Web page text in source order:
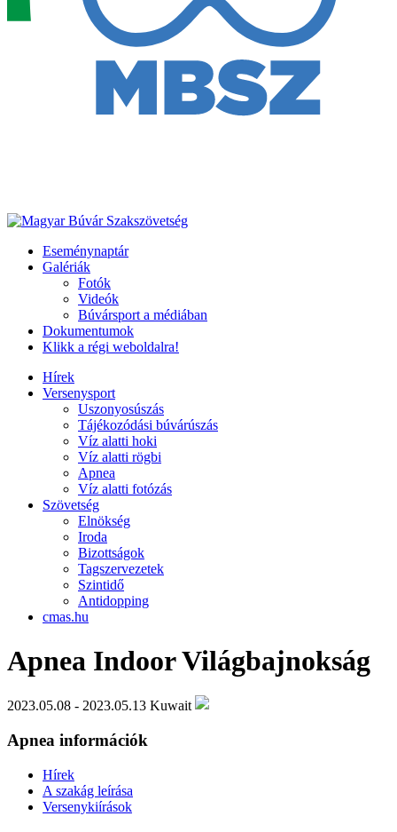
Eseménynaptár
Galériák
Fotók
Videók
Búvársport a médiában
Dokumentumok
Klikk a régi weboldalra!
Hírek
Versenysport
Uszonyosúszás
Tájékozódási búvárúszás
Víz alatti hoki
Víz alatti rögbi
Apnea
Víz alatti fotózás
Szövetség
Elnökség
Iroda
Bizottságok
Tagszervezetek
Szintidő
Antidopping
cmas.hu
Apnea Indoor Világbajnokság
2023.05.08 - 2023.05.13 Kuwait
Apnea információk
Hírek
A szakág leírása
Versenykiírások